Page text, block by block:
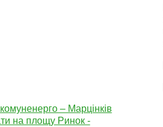
– Марцінків
на площу Ринок -